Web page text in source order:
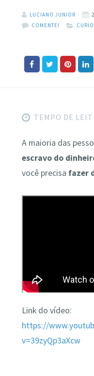
LUCIANO JUNIOR
COMENTE!
TEMPO DE
A maioria das
escravo do
você precisa fazer
Link do vídeo:
https://
v=39zyQp3aXcw